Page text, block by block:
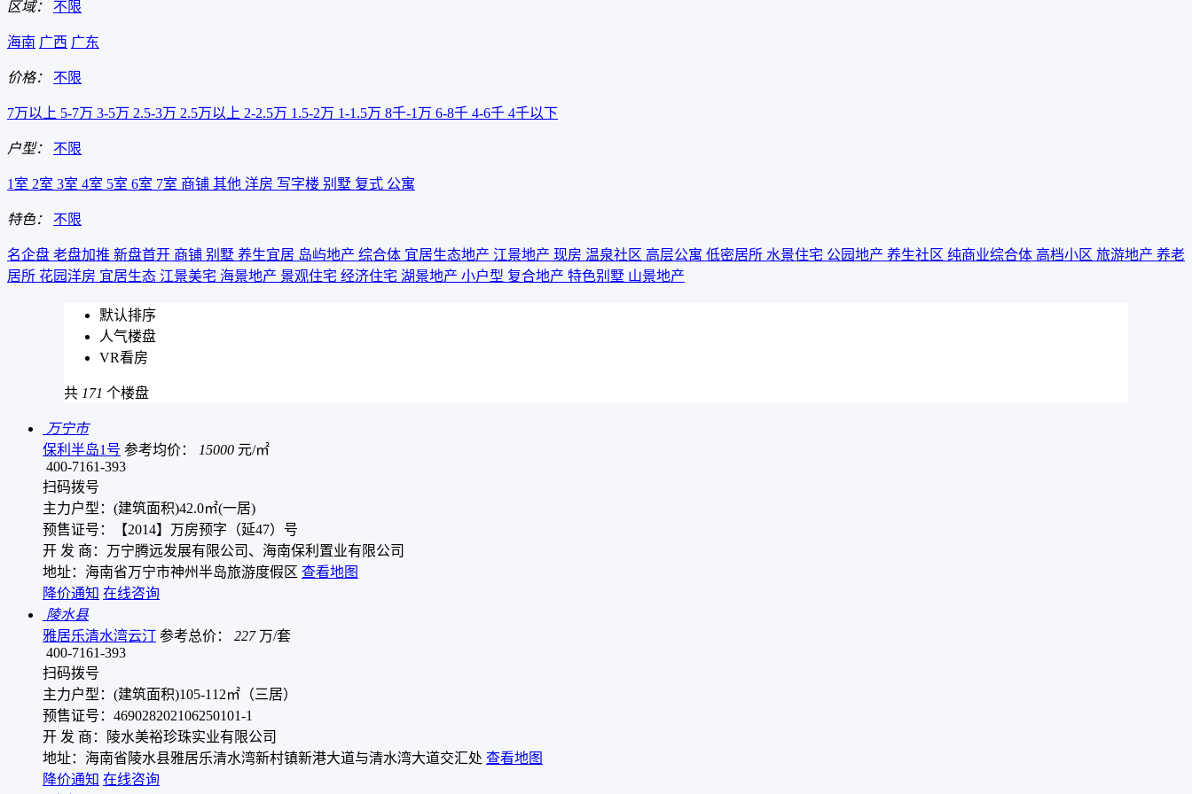
区域： 不限
海南 广西 广东
价格： 不限
7万以上 5-7万 3-5万 2.5-3万 2.5万以上 2-2.5万 1.5-2万 1-1.5万 8千-1万 6-8千 4-6千 4千以下
户型： 不限
1室 2室 3室 4室 5室 6室 7室 商铺 其他 洋房 写字楼 别墅 复式 公寓
特色： 不限
名企盘 老盘加推 新盘首开 商铺 别墅 养生宜居 岛屿地产 综合体 宜居生态地产 江景地产 现房 温泉社区 高层公寓 低密居所 水景住宅 公园地产 养生社区 纯商业综合体 高档小区 旅游地产 养老
居所 花园洋房 宜居生态 江景美宅 海景地产 景观住宅 经济住宅 湖景地产 小户型 复合地产 特色别墅 山景地产
默认排序
人气楼盘
VR看房
共 171 个楼盘
万宁市
保利半岛1号 参考均价： 15000 元/㎡
400-7161-393
扫码拨号
主力户型：(建筑面积)42.0㎡(一居)
预售证号：【2014】万房预字（延47）号
开 发 商：万宁腾远发展有限公司、海南保利置业有限公司
地址：海南省万宁市神州半岛旅游度假区 查看地图
降价通知 在线咨询
陵水县
雅居乐清水湾云汀 参考总价： 227万/套
400-7161-393
扫码拨号
主力户型：(建筑面积)105-112㎡（三居）
预售证号：469028202106250101-1
开 发 商：陵水美裕珍珠实业有限公司
地址：海南省陵水县雅居乐清水湾新村镇新港大道与清水湾大道交汇处 查看地图
降价通知 在线咨询